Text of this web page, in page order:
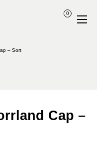
0
– Sort
Cap –